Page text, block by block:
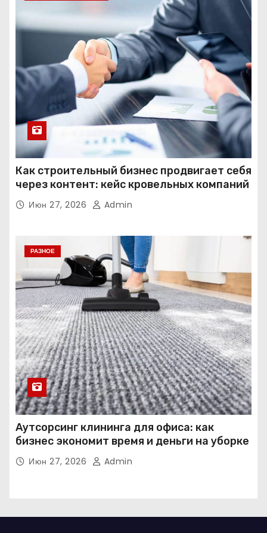
Как строительный бизнес продвигает себя
через контент: кейс кровельных компаний
Июн 27, 2026 Admin
РАЗНОЕ
Аутсорсинг клининга для офиса: как
бизнес экономит время и деньги на уборке
Июн 27, 2026 Admin